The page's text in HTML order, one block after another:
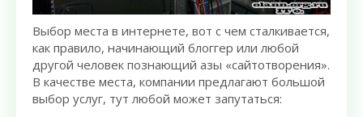
Выбор места в интернете, вот с чем сталкивается,
как правило, начинающий блоггер или любой
другой человек познающий азы «сайтотворения».
В качестве места, компании предлагают большой
выбор услуг, тут любой может запутаться: